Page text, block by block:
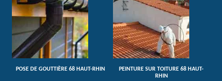
POSE DE GOUTTIÈRE 68 HAUT-RHIN
PEINTURE SUR TOITURE 68 HAUT-
RHIN